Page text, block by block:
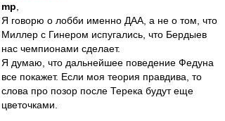
mp
Я говорю о лобби именно ДАА, а не о том, что
Миллер с Гинером испугались, что Бердыев
нас чемпионами сделает.
Я думаю, что дальнейшее поведение Федуна
все покажет. Если моя теория правдива, то
слова про позор после Терека будут еще
цветочками.